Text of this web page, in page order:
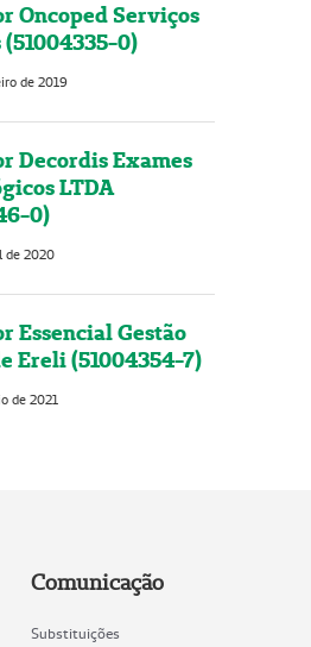
Oncoped Serviços
0)
de 2019
Decordis Exames
LTDA
0)
de 2020
Essencial Gestão
Ereli (51004354-7)
de 2021
Comunicação
Substituições